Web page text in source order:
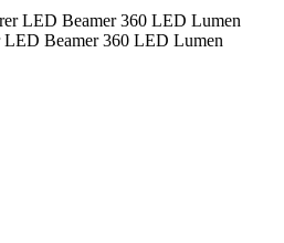
Beamer 360 LED Lumen